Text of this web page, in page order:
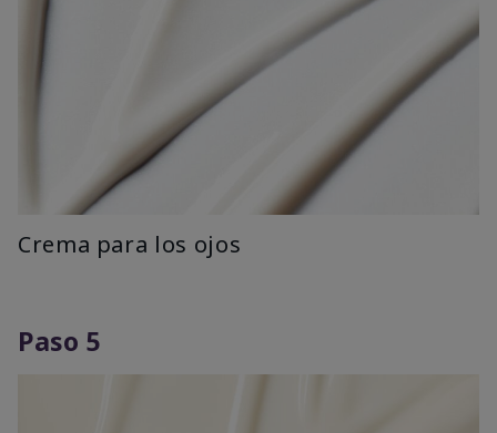
Crema para los ojos
Paso 5